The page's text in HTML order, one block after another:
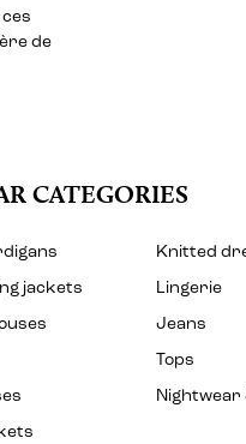
de
CATEGORIES
Knitted
jackets
Lingerie
Jeans
Tops
Nightwear